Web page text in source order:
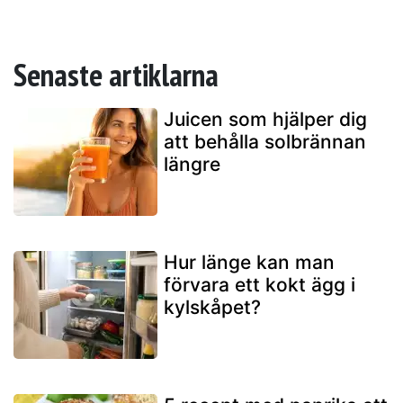
Senaste artiklarna
Juicen som hjälper dig
att behålla solbrännan
längre
Hur länge kan man
förvara ett kokt ägg i
kylskåpet?